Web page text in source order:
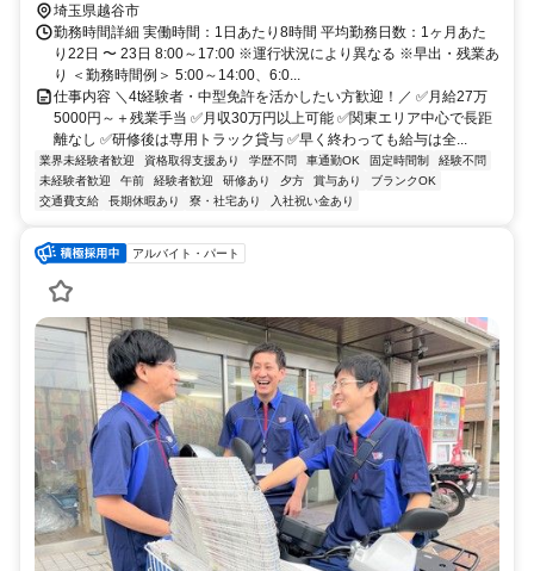
埼玉県越谷市
勤務時間詳細 実働時間：1日あたり8時間 平均勤務日数：1ヶ月あた
り22日 〜 23日 8:00～17:00 ※運行状況により異なる ※早出・残業あ
り ＜勤務時間例＞ 5:00～14:00、6:0...
仕事内容 ＼4t経験者・中型免許を活かしたい方歓迎！／ ✅月給27万
5000円～＋残業手当 ✅月収30万円以上可能 ✅関東エリア中心で長距
離なし ✅研修後は専用トラック貸与 ✅早く終わっても給与は全...
業界未経験者歓迎 資格取得支援あり 学歴不問 車通勤OK 固定時間制
経験不問
未経験者歓迎
午前 経験者歓迎 研修あり 夕方 賞与あり
ブランクOK
交通費支給
長期休暇あり 寮・社宅あり 入社祝い金あり
アルバイト・パート